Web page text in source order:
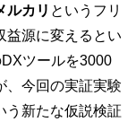
ルカリ というフリ
益源に変えるとい
ツールを3000
、今回の実証実験
う新たな仮説検証